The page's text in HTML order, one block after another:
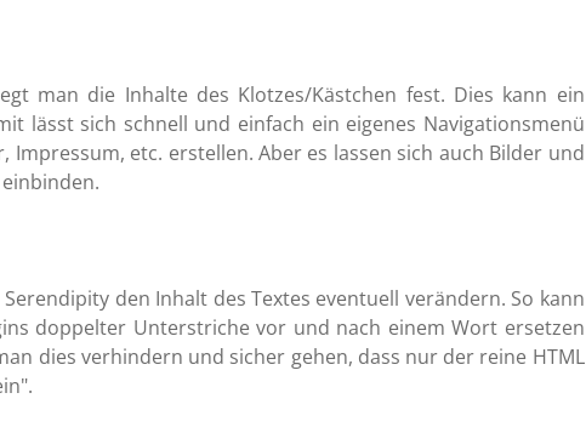
man die Inhalte des Klotzes/Kästchen fest. Dies kann ein
lässt sich schnell und einfach ein eigenes Navigationsmenü
etc. erstellen. Aber es lassen sich auch Bilder und
den Inhalt des Textes eventuell verändern. So kann
doppelter Unterstriche vor und nach einem Wort ersetzen
dies verhindern und sicher gehen, dass nur der reine HTML